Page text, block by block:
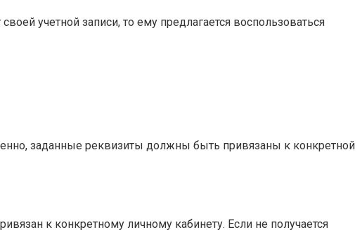
учетной записи, то ему предлагается воспользоваться
заданные реквизиты должны быть привязаны к конкретной
к конкретному личному кабинету. Если не получается